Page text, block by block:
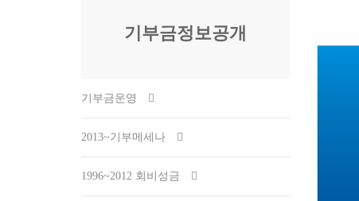
기부금정보공개
기부금운영
2013~기부메세나
1996~2012 회비성금